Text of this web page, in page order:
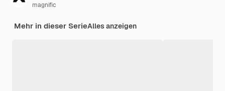
magnific
Mehr in dieser SerieAlles anzeigen